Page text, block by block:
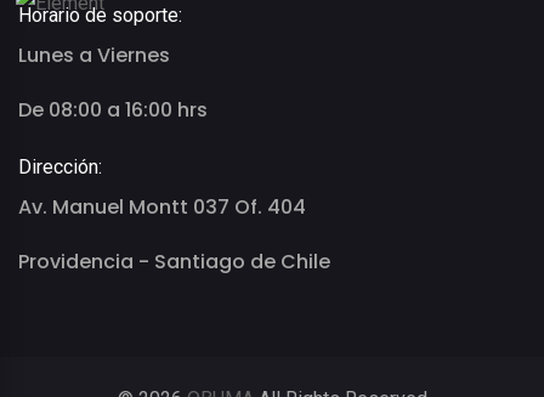
Horario de soporte:
Lunes a Viernes
De 08:00 a 16:00 hrs
Dirección:
Av. Manuel Montt 037 Of. 404
Providencia - Santiago de Chile